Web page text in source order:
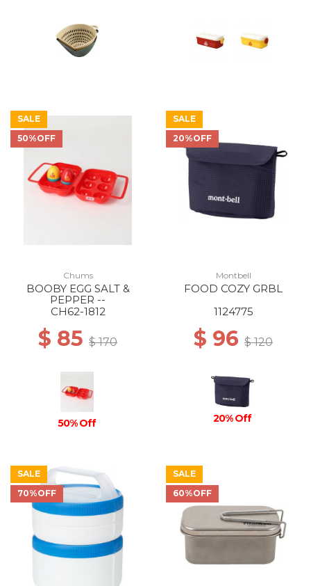
SALE
50%OFF
Chums
BOOBY EGG SALT &
PEPPER --
CH62-1812
$ 85 $ 170
50% Off
SALE
20%OFF
Montbell
FOOD COZY GRBL
1124775
$ 96 $ 120
20% Off
SALE
70%OFF
SALE
60%OFF